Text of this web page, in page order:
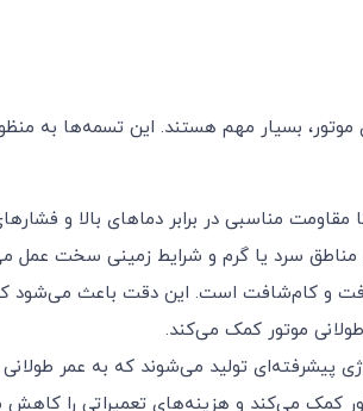
موتور، بسیار مهم هستند. این تسمه‌ها به
مناسبی در برابر دماهای بالا و
مناطق سرد یا گرم و شرایط زمینی سخت عمل
و کام‌شافت است. این دقت باعث
موتور کمک می‌کند.
پیشرفته‌ای تولید می‌شوند که به عمر
کمک می‌کند و هزینه‌های تعمیراتی را